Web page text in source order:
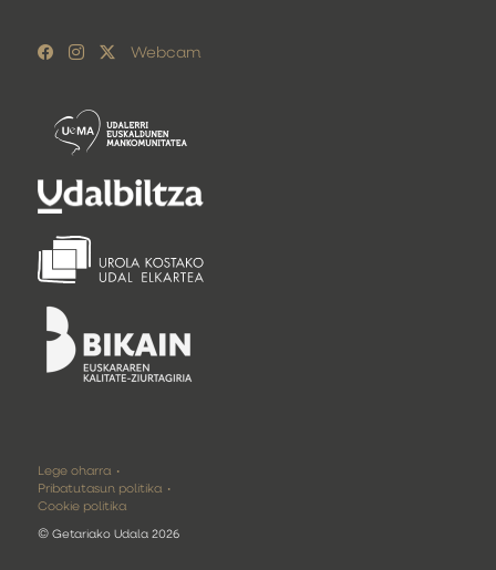
Webcam
Lege oharra
Pribatutasun politika
Cookie politika
©Getariako Udala 2026